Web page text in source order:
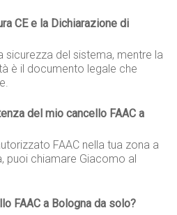
CE e la Dichiarazione di
sicurezza del sistema, mentre la
è il documento legale che
del mio cancello FAAC a
FAAC nella tua zona a
puoi chiamare Giacomo al
FAAC a Bologna da solo?